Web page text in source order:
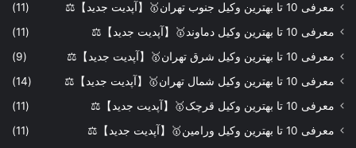
معرفی 10 تا بهترین وکیل جنوب تهران🥇【آپدیت جدید】⚖️
(11)
معرفی 10 تا بهترین وکیل دماوند🥇【آپدیت جدید】⚖️
(11)
معرفی 10 تا بهترین وکیل شرق تهران🥇【آپدیت جدید】⚖️
(9)
معرفی 10 تا بهترین وکیل شمال تهران🥇【آپدیت جدید】⚖️
(14)
معرفی 10 تا بهترین وکیل قرچک🥇【آپدیت جدید】⚖️
(11)
معرفی 10 تا بهترین وکیل ورامین🥇【آپدیت جدید】⚖️
(11)